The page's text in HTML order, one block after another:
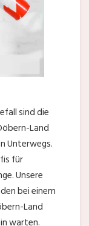
sind die
Land
Unterwegs.
für
Unsere
bei einem
Land
warten.